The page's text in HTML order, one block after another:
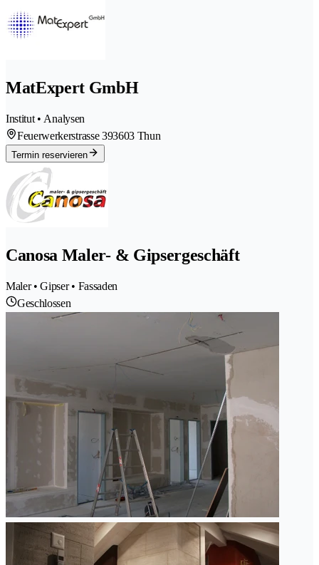
MatExpert GmbH
Institut • Analysen
Feuerwerkerstrasse 393603 Thun
Termin reservieren
Canosa Maler- & Gipsergeschäft
Maler • Gipser • Fassaden
Geschlossen